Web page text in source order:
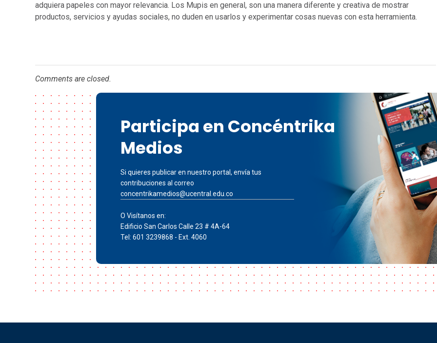
adquiera papeles con mayor relevancia. Los Mupis en general, son una manera diferente y creativa de mostrar
productos, servicios y ayudas sociales, no duden en usarlos y experimentar cosas nuevas con esta herramienta.
Comments are closed.
Participa en Concéntrika
Medios
Si quieres publicar en nuestro portal, envía tus
contribuciones al correo
concentrikamedios@ucentral.edu.co
O Visítanos en:
Edificio San Carlos Calle 23 # 4A-64
Tel: 601 3239868 - Ext. 4060